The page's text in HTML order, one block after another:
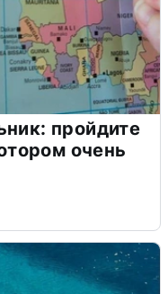
пройдите
очень